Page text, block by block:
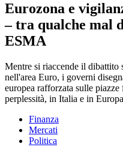
Eurozona e
– tra qualche mal
ESMA
Mentre si riaccende il dibattito
nell'area Euro, i governi
europea rafforzata sulle
perplessità, in Italia e in Europa
Finanza
Mercati
Politica